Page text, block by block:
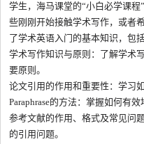
学生，海马课堂的“小白必学课
些刚刚开始接触学术写作，或者
了学术英语入门的基本知识，包括
学术写作知识与原则：了解学术
要原则。
论文引用的作用和重要性：学习
Paraphrase的方法：掌握如何有
参考文献的作用、格式及常见问
的引用问题。